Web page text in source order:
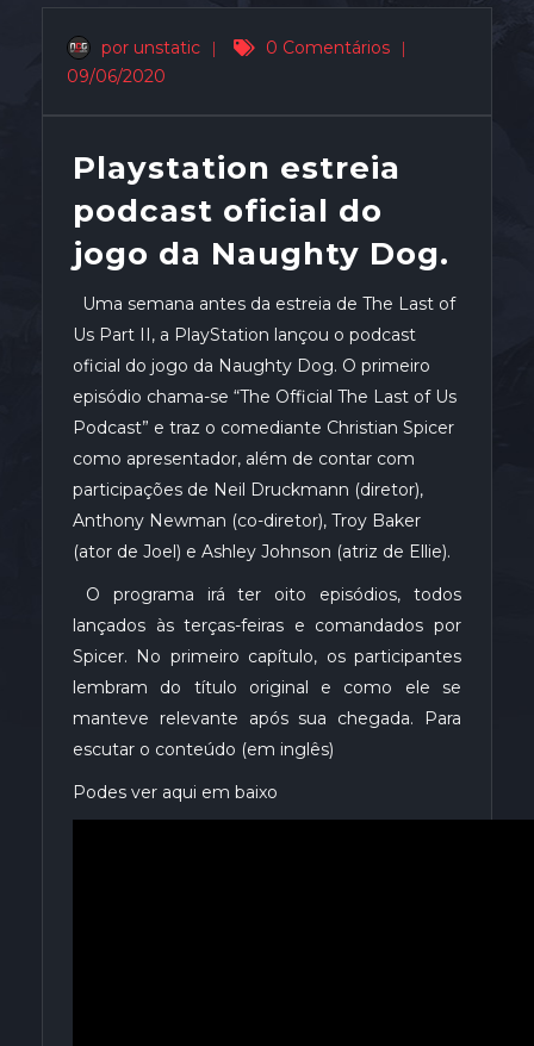
por unstatic | 0 Comentários
|
09/06/2020
Playstation estreia
podcast oficial do
jogo da Naughty Dog.
Uma semana antes da estreia de The Last of
Us Part II, a PlayStation lançou o podcast
oficial do jogo da Naughty Dog. O primeiro
episódio chama-se “The Official The Last of Us
Podcast” e traz o comediante Christian Spicer
como apresentador, além de contar com
participações de Neil Druckmann (diretor),
Anthony Newman (co-diretor), Troy Baker
(ator de Joel) e Ashley Johnson (atriz de Ellie).
O programa irá ter oito episódios, todos
lançados às terças-feiras e comandados por
Spicer. No primeiro capítulo, os participantes
lembram do título original e como ele se
manteve relevante após sua chegada. Para
escutar o conteúdo (em inglês)
Podes ver aqui em baixo